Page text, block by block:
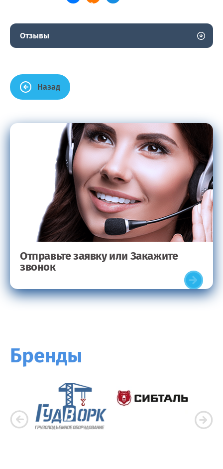
Отзывы
Назад
Отправьте заявку или Закажите
звонок
Бренды